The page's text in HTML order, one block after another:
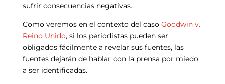
sufrir consecuencias negativas.
Como veremos en el contexto del caso Goodwin v.
Reino Unido, si los periodistas pueden ser
obligados fácilmente a revelar sus fuentes, las
fuentes dejarán de hablar con la prensa por miedo
a ser identificadas.